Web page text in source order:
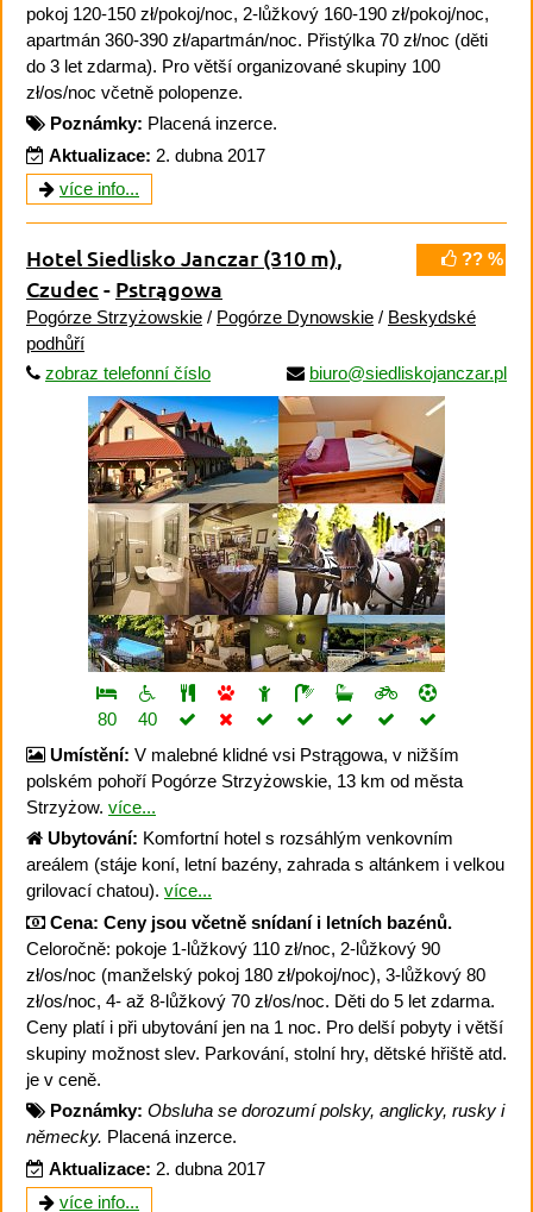
pokoj 120-150 zł/pokoj/noc, 2-lůžkový 160-190 zł/pokoj/noc,
apartmán 360-390 zł/apartmán/noc. Přistýlka 70 zł/noc (děti
do 3 let zdarma). Pro větší organizované skupiny 100
zł/os/noc včetně polopenze.
Poznámky: Placená inzerce.
Aktualizace: 2. dubna 2017
více info...
?? %
Hotel Siedlisko Janczar (310 m),
Czudec - Pstrągowa
Pogórze Strzyżowskie / Pogórze Dynowskie / Beskydské
podhůří
zobraz telefonní číslo
biuro@siedliskojanczar.pl
80
40
Umístění: V malebné klidné vsi Pstrągowa, v nižším
polském pohoří Pogórze Strzyżowskie, 13 km od města
Strzyżow. více...
Ubytování: Komfortní hotel s rozsáhlým venkovním
areálem (stáje koní, letní bazény, zahrada s altánkem i velkou
grilovací chatou). více...
Cena: Ceny jsou včetně snídaní i letních bazénů.
Celoročně: pokoje 1-lůžkový 110 zł/noc, 2-lůžkový 90
zł/os/noc (manželský pokoj 180 zł/pokoj/noc), 3-lůžkový 80
zł/os/noc, 4- až 8-lůžkový 70 zł/os/noc. Děti do 5 let zdarma.
Ceny platí i při ubytování jen na 1 noc. Pro delší pobyty i větší
skupiny možnost slev. Parkování, stolní hry, dětské hřiště atd.
je v ceně.
Poznámky: Obsluha se dorozumí polsky, anglicky, rusky i
německy. Placená inzerce.
Aktualizace: 2. dubna 2017
více info...